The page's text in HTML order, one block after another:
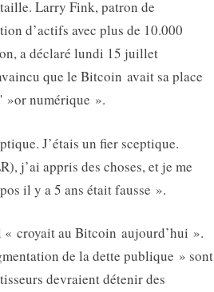
Larry Fink, patron de
d’actifs avec plus de 10.000
a déclaré lundi 15 juillet
que le Bitcoin avait sa place
»or numérique ».
J’étais un fier sceptique.
j’ai appris des choses, et je me
il y a 5 ans était fausse ».
« croyait au Bitcoin aujourd’hui ».
de la dette publique » sont
devraient détenir des